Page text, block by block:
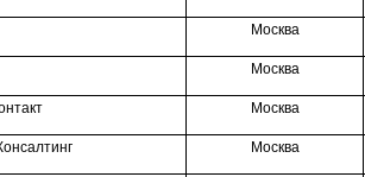
Москва
Москва
Москва
Москва